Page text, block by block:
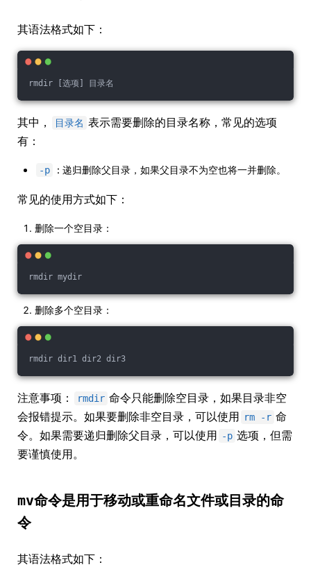
其语法格式如下：
rmdir [选项] 目录名
其中， 目录名 表示需要删除的目录名称，常见的选项
有：
-p : 递归删除父目录，如果父目录不为空也将一并删除。
常见的使用方式如下：
删除一个空目录：
rmdir mydir
删除多个空目录：
rmdir dir1 dir2 dir3
注意事项： rmdir 命令只能删除空目录，如果目录非空
会报错提示。如果要删除非空目录，可以使用 rm -r 命
令。如果需要递归删除父目录，可以使用 -p 选项，但需
要谨慎使用。
mv命令是用于移动或重命名文件或目录的命
令
其语法格式如下：